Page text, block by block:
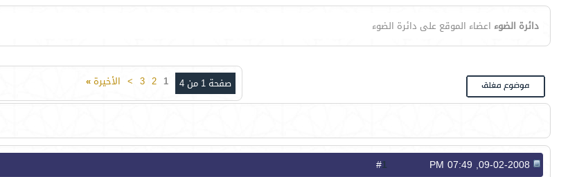
دائرة الضوء اعضاء الموقع على دائرة الضوء
صفحة 1 من 4 1
2
3
> الأخيرة»
1